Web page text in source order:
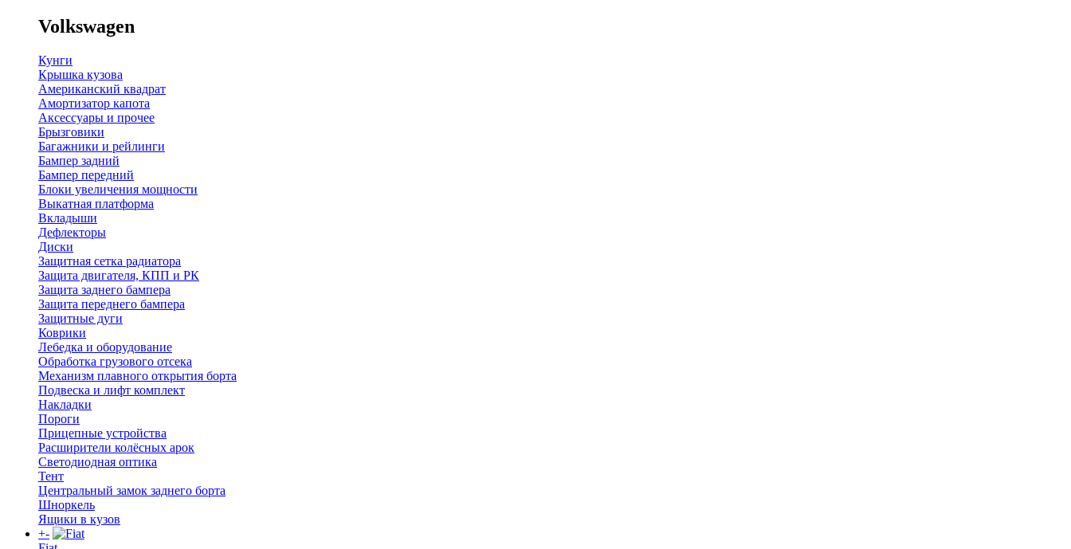
Volkswagen
Кунги
Крышка кузова
Американский квадрат
Амортизатор капота
Аксессуары и прочее
Брызговики
Багажники и рейлинги
Бампер задний
Бампер передний
Блоки увеличения мощности
Выкатная платформа
Вкладыши
Дефлекторы
Диски
Защитная сетка радиатора
Защита двигателя, КПП и РК
Защита заднего бампера
Защита переднего бампера
Защитные дуги
Коврики
Лебедка и оборудование
Обработка грузового отсека
Механизм плавного открытия борта
Подвеска и лифт комплект
Накладки
Пороги
Прицепные устройства
Расширители колёсных арок
Светодиодная оптика
Тент
Центральный замок заднего борта
Шноркель
Ящики в кузов
+-